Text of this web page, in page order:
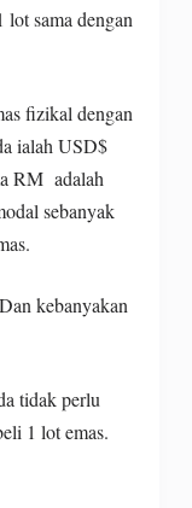
lot sama dengan
fizikal dengan
ialah USD$
RM adalah
sebanyak
kebanyakan
tidak perlu
1 lot emas.